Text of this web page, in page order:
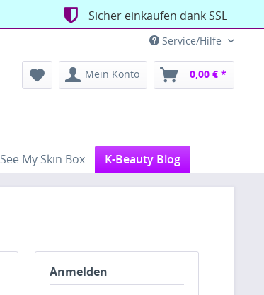
Sicher einkaufen dank SSL
Service/Hilfe
Mein Konto 0,00 € *
See My Skin Box K-Beauty Blog
Anmelden